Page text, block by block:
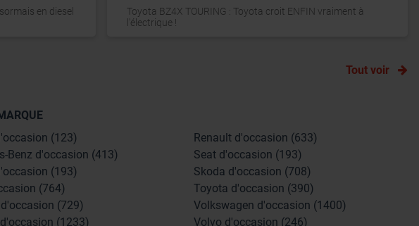
en diesel
Toyota BZ4X TOURING : Toyota croit ENFIN vraiment à
l'électrique !
Tout voir
(123)
Benz d'occasion (413)
(193)
(764)
(729)
(1233)
Renault d'occasion (633)
Seat d'occasion (193)
Skoda d'occasion (708)
Toyota d'occasion (390)
Volkswagen d'occasion (1400)
Volvo d'occasion (246)